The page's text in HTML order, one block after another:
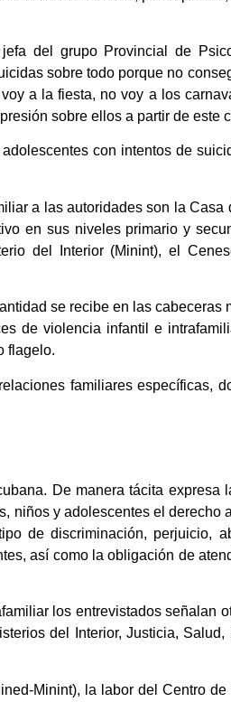
del grupo Provincial de
sobre todo porque no
a la fiesta, no voy a los
sobre ellos a partir de este
con intentos de
a las autoridades son la Casa
en sus niveles primario y
del Interior (Minint), el
se recibe en las cabeceras
de violencia infantil e
flagelo.
familiares específicas,
De manera tácita expresa
niños y adolescentes el derecho
de discriminación, perjuicio,
así como la obligación de
los entrevistados señalan
del Interior, Justicia, Salud,
Minint), la labor del Centro